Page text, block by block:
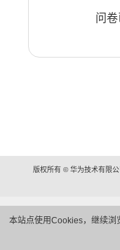
本站点使用Cookies，继续浏
问卷
版权所有 © 华为技术有限